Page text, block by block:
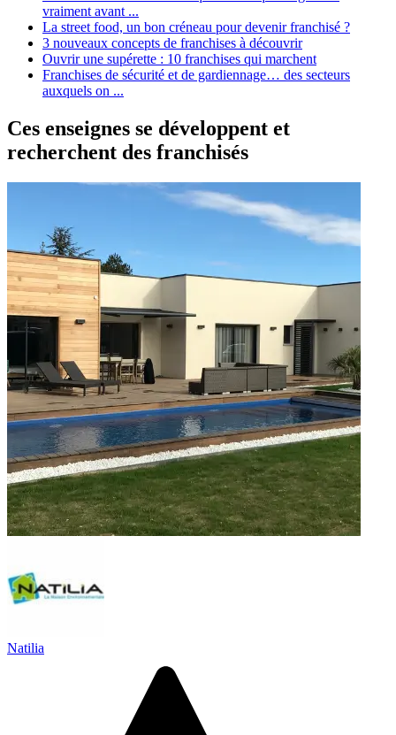
vraiment avant ...
La street food, un bon créneau pour devenir franchisé ?
3 nouveaux concepts de franchises à découvrir
Ouvrir une supérette : 10 franchises qui marchent
Franchises de sécurité et de gardiennage… des secteurs
auxquels on ...
Ces enseignes se développent et
recherchent des franchisés
Natilia